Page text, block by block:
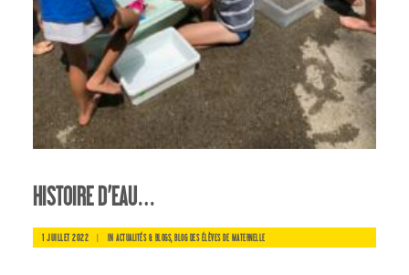
HISTOIRE D’EAU…
1 JUILLET 2022 IN ACTUALITÉS & BLOGS, BLOG DES ÉLÈVES DE MATERNELLE